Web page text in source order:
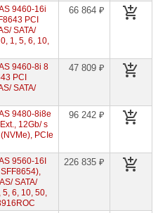
9460-16i
PCI
SATA/
1, 5, 6, 10,
66 864 ₽
9460-8i 8
PCI
SATA/
47 809 ₽
9480-8i8e
12Gb/ s
PCIe
96 242 ₽
9560-16I
SATA/
5, 6, 10, 50,
226 835 ₽